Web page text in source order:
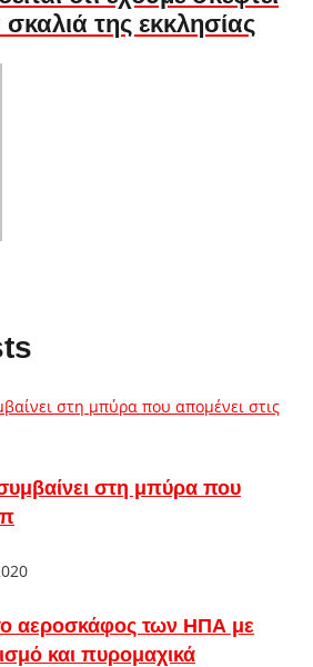
της εκκλησίας
στη μπύρα που
αεροσκάφος των ΗΠΑ με
και πυρομαχικά